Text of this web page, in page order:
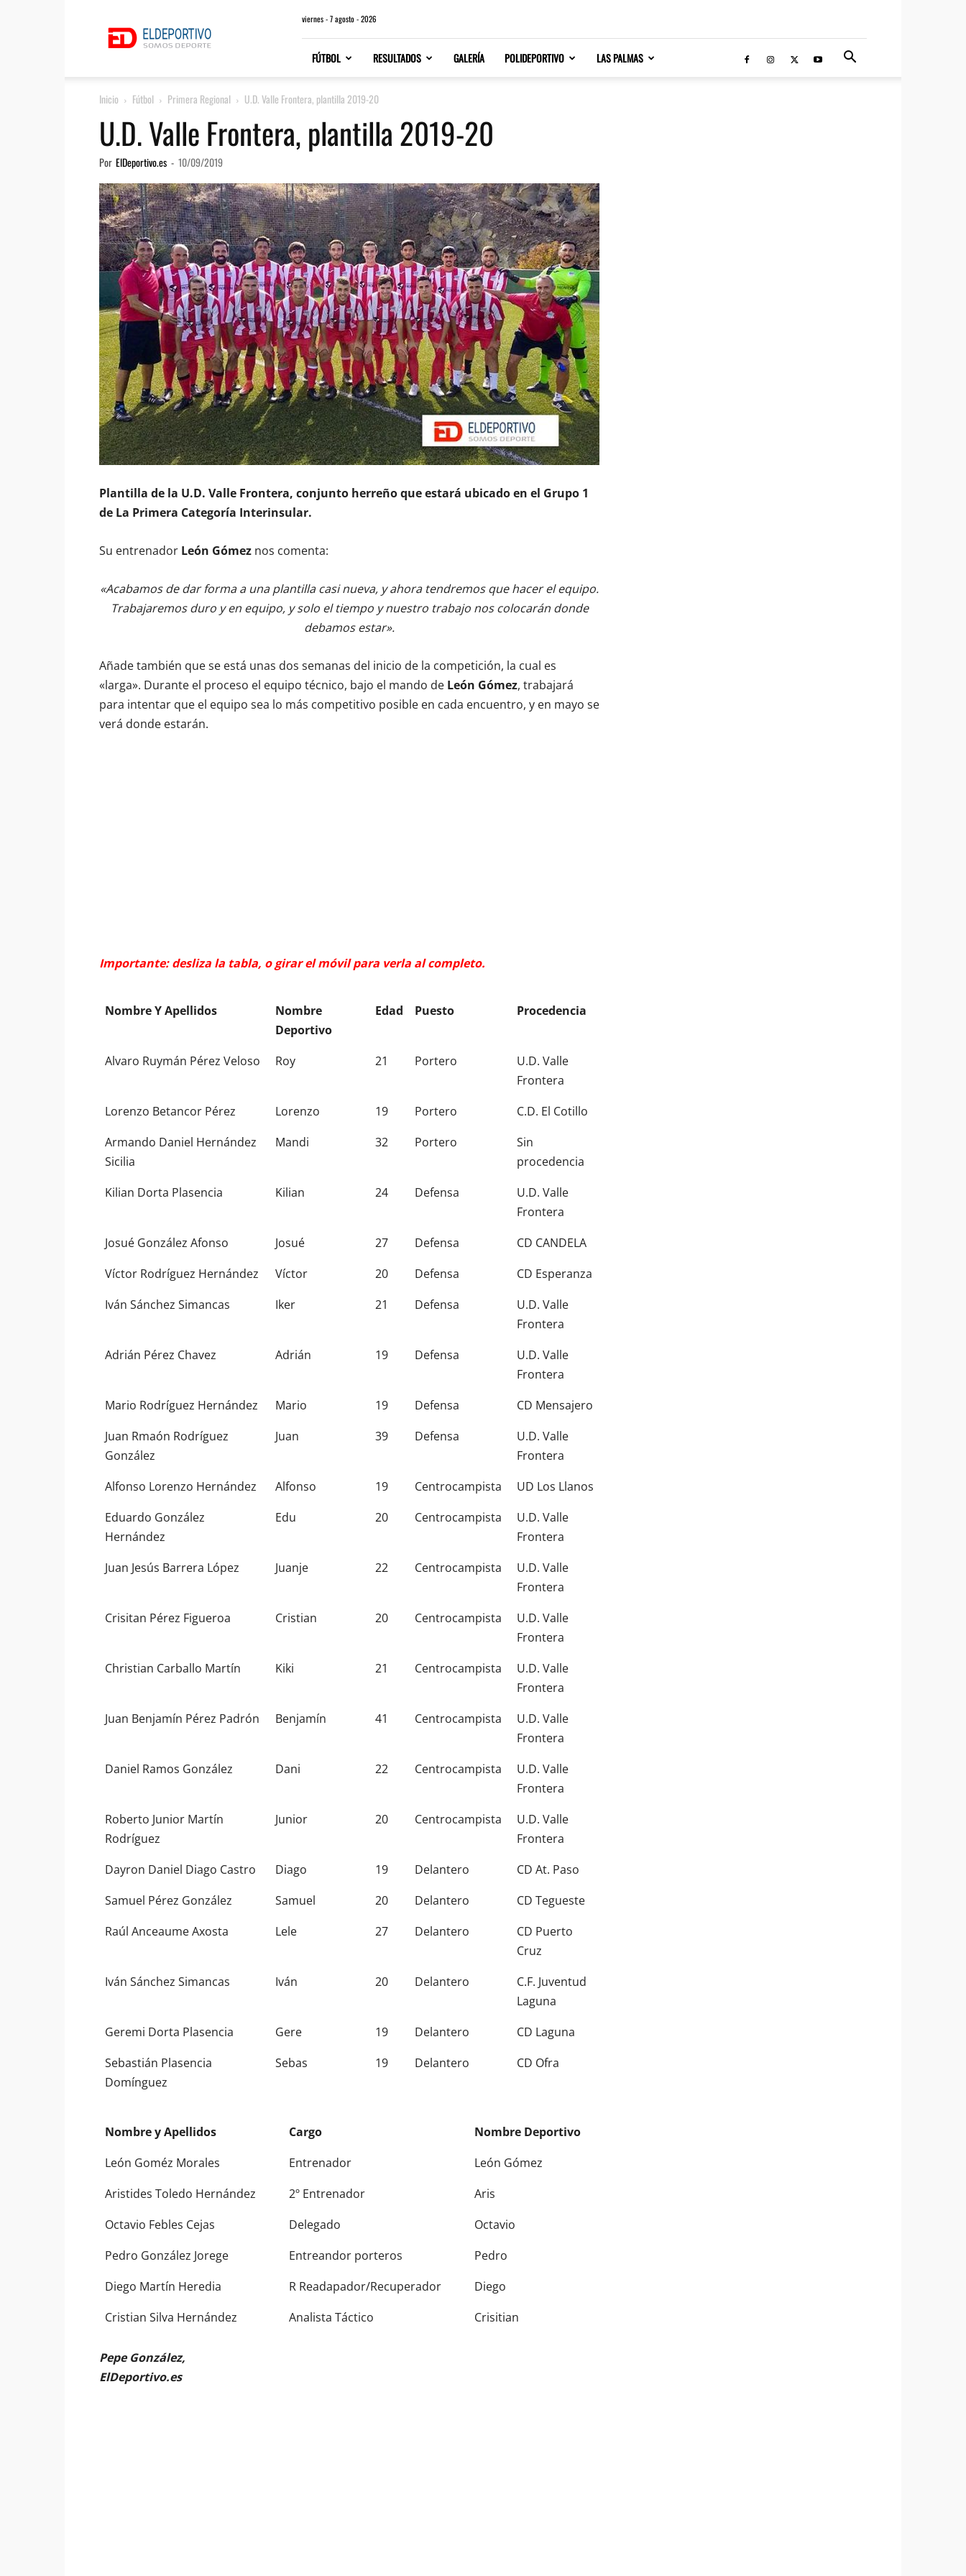
viernes - 7 agosto - 2026
FÚTBOL RESULTADOS GALERÍA POLIDEPORTIVO LAS PALMAS
Inicio Fútbol Primera Regional U.D. Valle Frontera, plantilla 2019-20
U.D. Valle Frontera, plantilla 2019-20
Por ElDeportivo.es - 10/09/2019
Plantilla de la U.D. Valle Frontera, conjunto herreño que estará ubicado en el Grupo 1
de La Primera Categoría Interinsular.
Su entrenador León Gómez nos comenta:
«Acabamos de dar forma a una plantilla casi nueva, y ahora tendremos que hacer el equipo.
Trabajaremos duro y en equipo, y solo el tiempo y nuestro trabajo nos colocarán donde
debamos estar».
Añade también que se está unas dos semanas del inicio de la competición, la cual es
«larga». Durante el proceso el equipo técnico, bajo el mando de León Gómez, trabajará
para intentar que el equipo sea lo más competitivo posible en cada encuentro, y en mayo se
verá donde estarán.
Importante: desliza la tabla, o girar el móvil para verla al completo.
Nombre Y Apellidos
Nombre
Deportivo
Edad Puesto Procedencia
Nombre Y Apellidos
Nombre
Edad Puesto Procedencia
Alvaro Ruymán Pérez Veloso Roy 21 Portero
U.D. Valle
Frontera
Lorenzo Betancor Pérez
Lorenzo 19 Portero
C.D. El Cotillo
Armando Daniel Hernández
Sicilia
Mandi 32 Portero
Sin
procedencia
Kilian Dorta Plasencia
Kilian 24 Defensa
U.D. Valle
Frontera
Josué González Afonso
Josué 27 Defensa
CD CANDELA
Víctor Rodríguez Hernández
Víctor 20 Defensa
CD Esperanza
Iván Sánchez Simancas
Iker 21 Defensa
U.D. Valle
Frontera
Adrián Pérez Chavez
Adrián 19 Defensa
U.D. Valle
Frontera
Mario Rodríguez Hernández
Mario 19 Defensa
CD Mensajero
Juan Rmaón Rodríguez
González
Juan 39 Defensa
U.D. Valle
Frontera
Alfonso Lorenzo Hernández
Alfonso 19 Centrocampista
UD Los Llanos
Eduardo González
Hernández
Edu 20 Centrocampista
U.D. Valle
Frontera
Juan Jesús Barrera López
Juanje 22 Centrocampista
U.D. Valle
Frontera
Crisitan Pérez Figueroa
Cristian 20 Centrocampista
U.D. Valle
Frontera
Christian Carballo Martín
Kiki 21 Centrocampista
U.D. Valle
Frontera
Juan Benjamín Pérez Padrón
Benjamín 41 Centrocampista
U.D. Valle
Frontera
Daniel Ramos González
Dani 22 Centrocampista
U.D. Valle
Frontera
Roberto Junior Martín
Rodríguez
Junior 20 Centrocampista
U.D. Valle
Frontera
Dayron Daniel Diago Castro
Diago 19 Delantero
CD At. Paso
Samuel Pérez González
Samuel 20 Delantero
CD Tegueste
Raúl Anceaume Axosta
Lele 27 Delantero
CD Puerto
Cruz
Iván Sánchez Simancas
Iván 20 Delantero
C.F. Juventud
Laguna
Geremi Dorta Plasencia
Gere 19 Delantero
CD Laguna
Sebastián Plasencia
Domínguez
Sebas 19 Delantero CD Ofra
Nombre y Apellidos Cargo
Nombre Deportivo
Nombre y Apellidos
Cargo Nombre Deportivo
León Goméz Morales Entrenador
León Gómez
Aristides Toledo Hernández
2º Entrenador
Aris
Octavio Febles Cejas
Delegado
Octavio
Pedro González Jorege
Entreandor porteros
Pedro
Diego Martín Heredia
R Readapador/Recuperador
Diego
Cristian Silva Hernández
Analista Táctico Crisitian
Pepe González,
ElDeportivo.es